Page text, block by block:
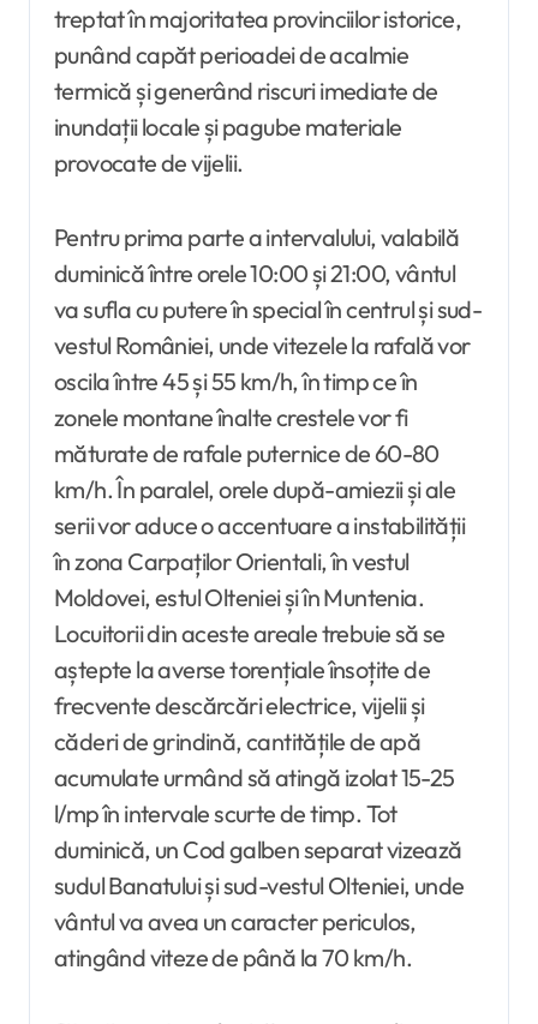
treptat în majoritatea provinciilor istorice,
punând capăt perioadei de acalmie
termică și generând riscuri imediate de
inundații locale și pagube materiale
provocate de vijelii.
Pentru prima parte a intervalului, valabilă
duminică între orele 10:00 și 21:00, vântul
va sufla cu putere în special în centrul și sud-
vestul României, unde vitezele la rafală vor
oscila între 45 și 55 km/h, în timp ce în
zonele montane înalte crestele vor fi
măturate de rafale puternice de 60-80
km/h. În paralel, orele după-amiezii și ale
serii vor aduce o accentuare a instabilității
în zona Carpaților Orientali, în vestul
Moldovei, estul Olteniei și în Muntenia.
Locuitorii din aceste areale trebuie să se
aștepte la averse torențiale însoțite de
frecvente descărcări electrice, vijelii și
căderi de grindină, cantitățile de apă
acumulate urmând să atingă izolat 15-25
l/mp în intervale scurte de timp. Tot
duminică, un Cod galben separat vizează
sudul Banatului și sud-vestul Olteniei, unde
vântul va avea un caracter periculos,
atingând viteze de până la 70 km/h.